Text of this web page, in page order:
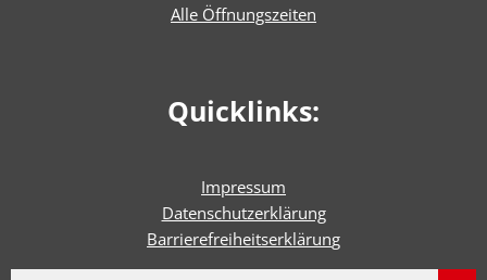
Alle Öffnungszeiten
Quicklinks:
Impressum
Datenschutzerklärung
Barrierefreiheitserklärung